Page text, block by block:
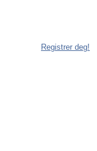
Registrer deg!